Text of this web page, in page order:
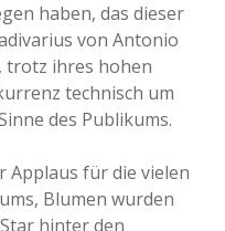
haben, das dieser
von Antonio
trotz ihres hohen
technisch um
des Publikums.
Applaus für die vielen
Blumen wurden
hinter den